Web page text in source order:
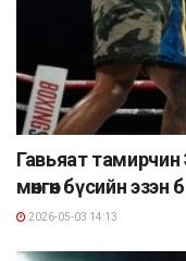
Гавьяат
мөнгөн бүсийн эзэн
2026-05-03 14:13